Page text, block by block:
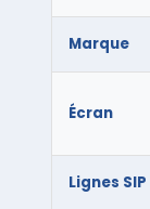
Marque
Écran
Lignes SIP